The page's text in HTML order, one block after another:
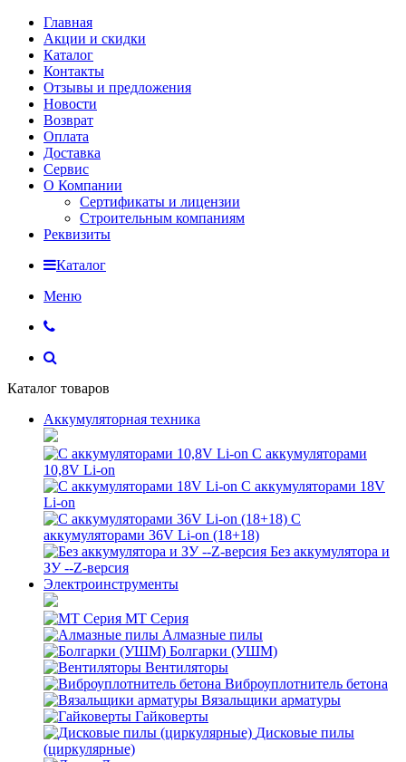
Главная
Акции и скидки
Каталог
Контакты
Отзывы и предложения
Новости
Возврат
Оплата
Доставка
Сервис
О Компании
Сертификаты и лицензии
Строительным компаниям
Реквизиты
Каталог
Меню
Каталог товаров
Аккумуляторная техника
С аккумуляторами
10,8V Li-on
С аккумуляторами 18V
Li-on
С
аккумуляторами 36V Li-on (18+18)
Без аккумулятора и
ЗУ --Z-версия
Электроинструменты
MT Серия
Алмазные пилы
Болгарки (УШМ)
Вентиляторы
Виброуплотнитель бетона
Вязальщики арматуры
Гайковерты
Дисковые пилы
(циркулярные)